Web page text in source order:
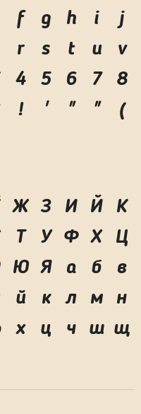
f g h i
j
r s t u
v
4 5 6 7
8
! ' " "
(
Ж З И Й
К
Т У Ф Х
Ц
Ю Я а б
в
й к л м
н
х ц ч ш щ